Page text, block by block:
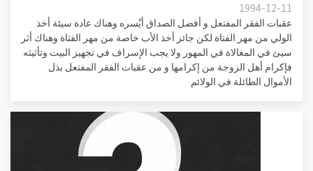
1994-12-11
عقبات الفقر المفتعل و أفضل الصداق أيْسره وهناك عادة سيئة أخذ
الولي من مهر الفتاة لكن جائز أخذ الأب خاصة من مهر الفتاة وهناك أثر
سيئ في المغالاة في المهور ولا يجب الإسراف في تجهيز البيت وتأثيثه
فإكرام أهل الزوجة من إكرامها و من عقبات الفقر المفتعل بذل
الأموال الطائلة في الولائم